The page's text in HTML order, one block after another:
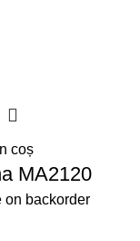
coș
MA2120
on backorder